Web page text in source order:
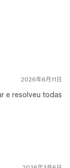
2026年6月11日
e resolveu todas